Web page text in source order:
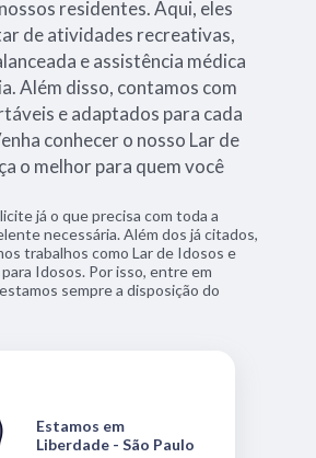
residentes. Aqui, eles
de atividades recreativas,
e assistência médica
Além disso, contamos com
e adaptados para cada
conhecer o nosso Lar de
o melhor para quem você
já o que precisa com toda a
necessária. Além dos já citados,
trabalhos como Lar de Idosos e
Idosos. Por isso, entre em
sempre a disposição do
Estamos em
Liberdade - São Paulo